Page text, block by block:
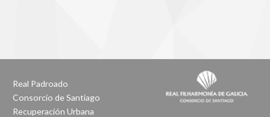
Real Padroado
Consorcio de Santiago
Recuperación Urbana